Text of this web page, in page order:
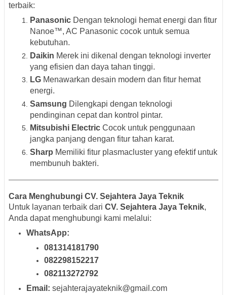
terbaik:
Panasonic Dengan teknologi hemat energi dan fitur
Nanoe™, AC Panasonic cocok untuk semua
kebutuhan.
Daikin Merek ini dikenal dengan teknologi inverter
yang efisien dan daya tahan tinggi.
LG Menawarkan desain modern dan fitur hemat
energi.
Samsung Dilengkapi dengan teknologi
pendinginan cepat dan kontrol pintar.
Mitsubishi Electric Cocok untuk penggunaan
jangka panjang dengan fitur tahan karat.
Sharp Memiliki fitur plasmacluster yang efektif untuk
membunuh bakteri.
Cara Menghubungi CV. Sejahtera Jaya Teknik
Untuk layanan terbaik dari CV. Sejahtera Jaya Teknik,
Anda dapat menghubungi kami melalui:
WhatsApp:
081314181790
082298152217
082113272792
Email: sejahterajayateknik@gmail.com